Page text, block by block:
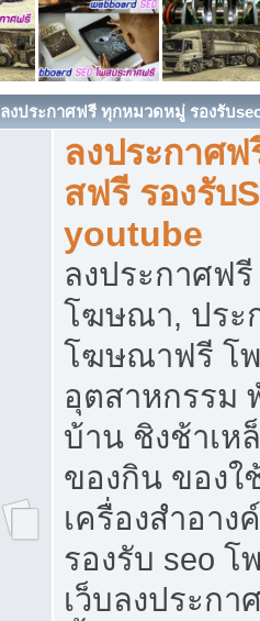
ลงประกาศฟรี ทุกหมวดหมู่ รองรับ
ลงประกาศ
สฟรี รองรับ
youtube
ลงประกาศฟ
โฆษณา, ประ
โฆษณาฟรี โ
อุตสาหกรรม
บ้าน ชิงช้าเห
ของกิน ของใ
เครื่องสำอา
รองรับ seo โ
เว็บลงประก